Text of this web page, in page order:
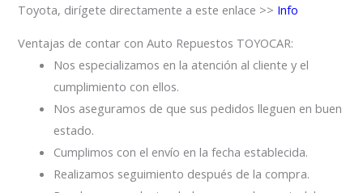
Toyota, dirígete directamente a este enlace >> Info
Ventajas de contar con Auto Repuestos TOYOCAR:
Nos especializamos en la atención al cliente y el
cumplimiento con ellos.
Nos aseguramos de que sus pedidos lleguen en buen
estado.
Cumplimos con el envío en la fecha establecida.
Realizamos seguimiento después de la compra.